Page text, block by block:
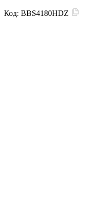
Код: BBS4180HDZ